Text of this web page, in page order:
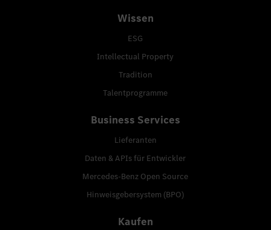
Wissen
ESG
Intellectual Property
Tradition
Talentprogramme
Business Services
Lieferanten
Daten & APIs für Entwickler
Mercedes-Benz Open Source
Hinweisgebersystem (BPO)
Kaufen